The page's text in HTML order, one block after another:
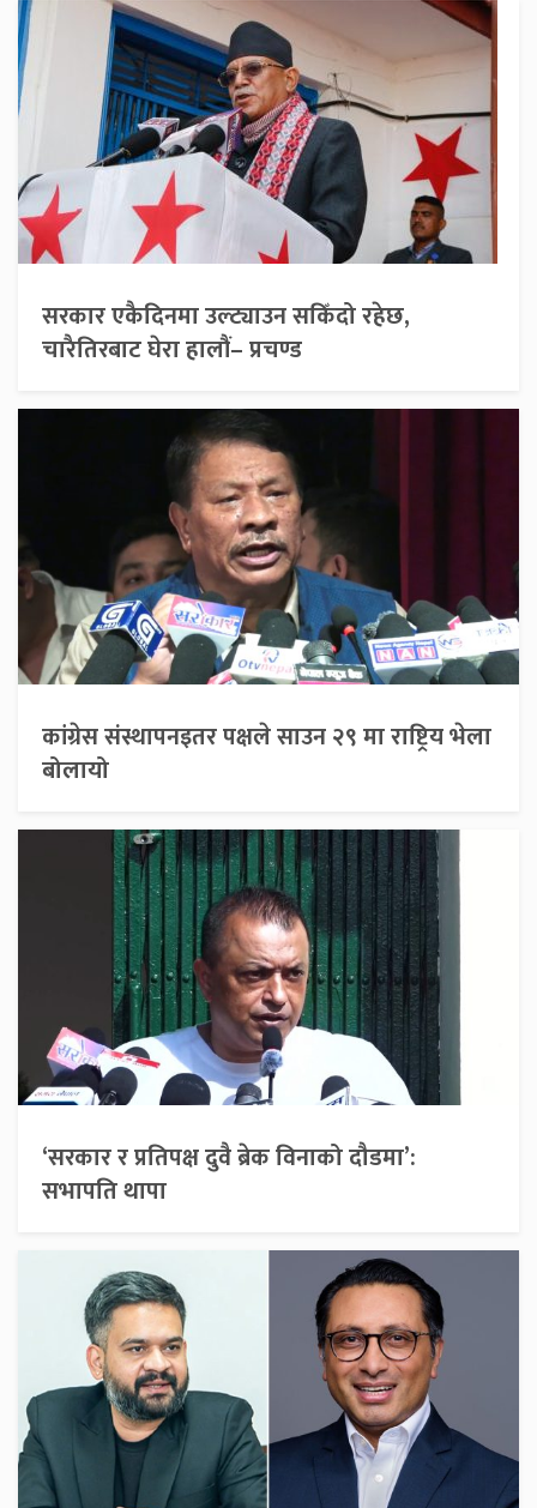
सरकार एकैदिनमा उल्ट्याउन सकिँदो रहेछ,
चारैतिरबाट घेरा हालौं– प्रचण्ड
कांग्रेस संस्थापनइतर पक्षले साउन २९ मा राष्ट्रिय भेला
बोलायो
‘सरकार र प्रतिपक्ष दुवै ब्रेक विनाको दौडमा’:
सभापति थापा